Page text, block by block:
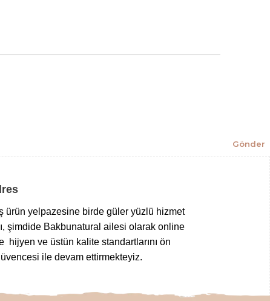
Gönder
ürün yelpazesine birde güler yüzlü hizmet
şimdide Bakbunatural ailesi olarak online
ve üstün kalite standartlarını ön
ile devam ettirmekteyiz.
,taptaze kuruyemişlere,